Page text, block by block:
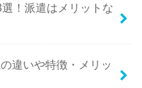
！派遣はメリットな
違いや特徴・メリッ